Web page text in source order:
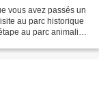
vous avez passés un
au parc historique
au parc animalier